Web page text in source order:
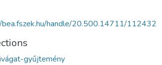
handle/20.500.14711/112432
gyűjtemény